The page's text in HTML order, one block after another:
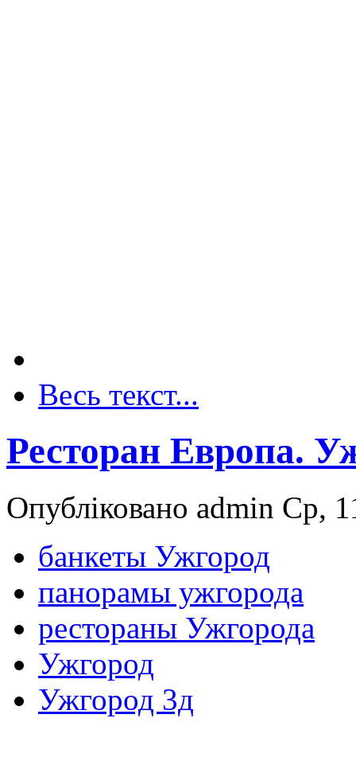
Весь текст...
Ресторан Европа.
Опубліковано admin Ср,
банкеты Ужгород
панорамы ужгорода
рестораны Ужгорода
Ужгород
Ужгород 3д